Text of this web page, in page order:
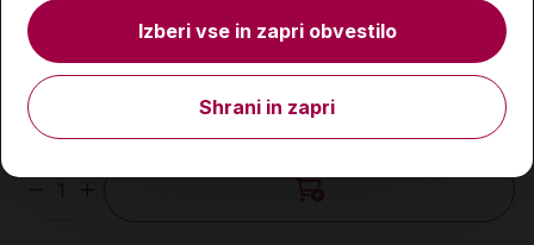
Kocka labirint, Inside3, Easy
17,99 €
Količina
Izberi vse in zapri obvestilo
Shrani in zapri